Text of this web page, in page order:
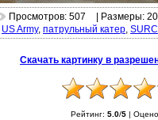
Просмотров: 507
| Размеры:
US Army, патрульный катер, SURC
Скачать картинку в
Рейтинг: 5.0/5|